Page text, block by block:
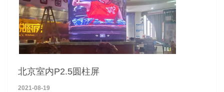
北京室内P2.5圆柱屏
2021-08-19